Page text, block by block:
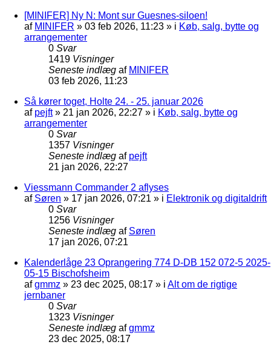
[MINIFER] Ny N: Mont sur Guesnes-siloen!
af MINIFER » 03 feb 2026, 11:23 » i Køb, salg, bytte og
arrangementer
0 Svar
1419 Visninger
Seneste indlæg af MINIFER
03 feb 2026, 11:23
Så kører toget, Holte 24. - 25. januar 2026
af pejft» 21 jan 2026, 22:27 » i Køb, salg, bytte og
arrangementer
0 Svar
1357 Visninger
Seneste indlæg af pejft
21 jan 2026, 22:27
Viessmann Commander 2 aflyses
af Søren » 17 jan 2026, 07:21 » i Elektronik og digitaldrift
0 Svar
1256 Visninger
Seneste indlæg af Søren
17 jan 2026, 07:21
Kalenderlåge 23 Oprangering 774 D-DB 152 072-5 2025-
05-15 Bischofsheim
afgmmz » 23 dec 2025, 08:17 » i Alt om de rigtige
jernbaner
0 Svar
1323 Visninger
Seneste indlæg afgmmz
23 dec 2025, 08:17